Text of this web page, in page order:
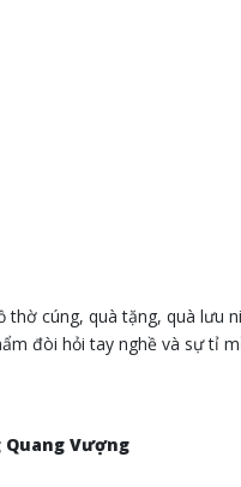
cúng, quà tặng, quà lưu
đòi hỏi tay nghề và sự tỉ
Quang Vượng